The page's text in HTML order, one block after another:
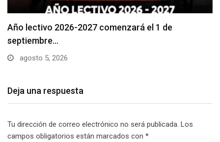
Se suspenderá servicio de agua potable en varios…
agosto 5, 2026
Deja una respuesta
Tu dirección de correo electrónico no será publicada. Los
campos obligatorios están marcados con *